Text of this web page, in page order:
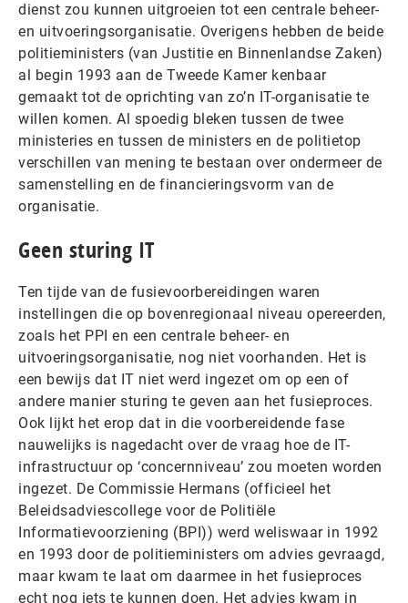
dienst zou kunnen uitgroeien tot een centrale beheer-
en uitvoeringsorganisatie. Overigens hebben de beide
politieministers (van Justitie en Binnenlandse Zaken)
al begin 1993 aan de Tweede Kamer kenbaar
gemaakt tot de oprichting van zo’n IT-organisatie te
willen komen. Al spoedig bleken tussen de twee
ministeries en tussen de ministers en de politietop
verschillen van mening te bestaan over ondermeer de
samenstelling en de financieringsvorm van de
organisatie.
Geen sturing IT
Ten tijde van de fusievoorbereidingen waren
instellingen die op bovenregionaal niveau opereerden,
zoals het PPI en een centrale beheer- en
uitvoeringsorganisatie, nog niet voorhanden. Het is
een bewijs dat IT niet werd ingezet om op een of
andere manier sturing te geven aan het fusieproces.
Ook lijkt het erop dat in die voorbereidende fase
nauwelijks is nagedacht over de vraag hoe de IT-
infrastructuur op ‘concernniveau’ zou moeten worden
ingezet. De Commissie Hermans (officieel het
Beleidsadviescollege voor de Politiële
Informatievoorziening (BPI)) werd weliswaar in 1992
en 1993 door de politieministers om advies gevraagd,
maar kwam te laat om daarmee in het fusieproces
echt nog iets te kunnen doen. Het advies kwam in